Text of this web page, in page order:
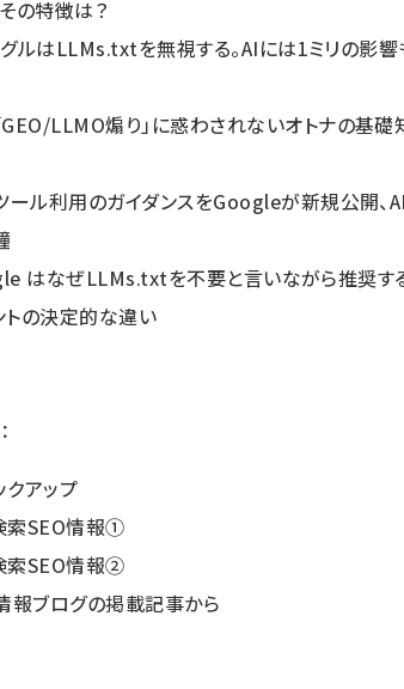
の特徴は？
グルはLLMs.txtを無視する。AIには1ミリの影
GEO/LLMO煽り」に惑わされないオトナの基礎
ール利用のガイダンスをGoogleが新規公開、
はなぜLLMs.txtを不要と言いながら推奨す
トの決定的な違い
アップ
索SEO情報①
索SEO情報②
報ブログの掲載記事から